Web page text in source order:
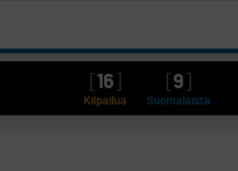
16 9
Kilpailua Suomalaista